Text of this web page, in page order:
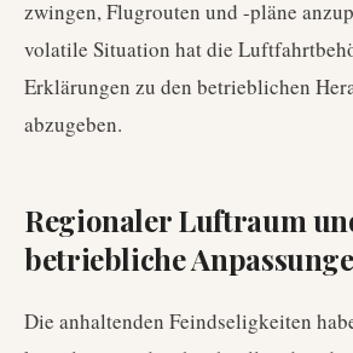
zwingen, Flugrouten und -pläne
volatile Situation hat die
Erklärungen zu den betrieblichen
abzugeben.
Regionaler Luftraum
betriebliche
Die anhaltenden Feindseligkeiten